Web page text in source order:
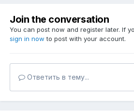
Join the conversation
You can post now and register later. If
sign in now to post with your account.
Ответить в тему...